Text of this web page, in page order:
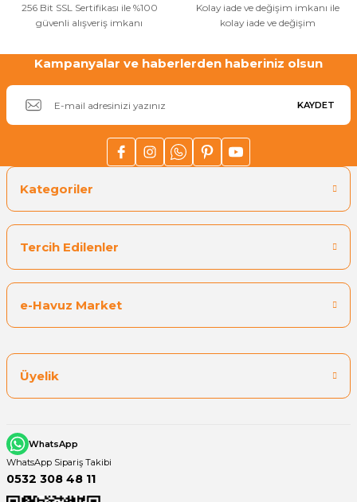
Jakuzi Sauna
Kartuş Filtreler
Gönder
256 Bit SSL Sertifikası ile %100
güvenli alışveriş imkanı
Kolay iade ve değişim imkanı ile
kolay iade ve değişim
Kampanyalar ve haberlerden haberiniz olsun
KAYDET
Kategoriler
Tercih Edilenler
e-Havuz Market
Üyelik
WhatsApp
WhatsApp Sipariş Takibi
0532 308 48 11